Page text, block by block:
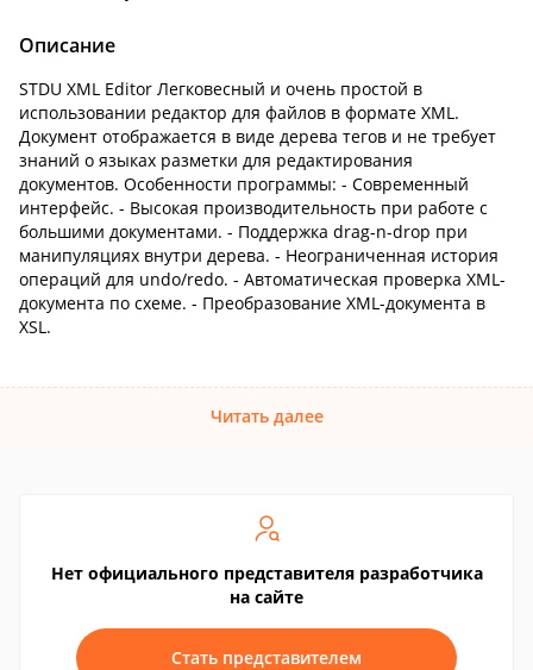
Описание
STDU XML Editor Легковесный и очень простой в
использовании редактор для файлов в формате XML.
Документ отображается в виде дерева тегов и не требует
знаний о языках разметки для редактирования
документов. Особенности программы: - Современный
интерфейс. - Высокая производительность при работе с
большими документами. - Поддержка drag-n-drop при
манипуляциях внутри дерева. - Неограниченная история
операций для undo/redo. - Автоматическая проверка XML-
документа по схеме. - Преобразование XML-документа в
XSL.
Читать далее
Нет официального представителя разработчика
на сайте
Стать представителем